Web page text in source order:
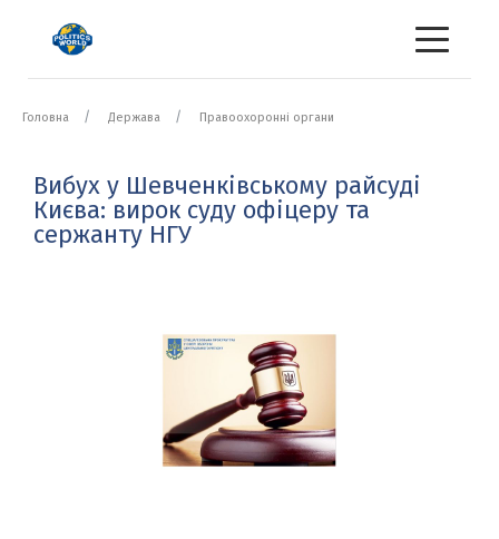
Головна Держава Правоохоронні органи
Вибух у Шевченківському райсуді
Києва: вирок суду офіцеру та
сержанту НГУ